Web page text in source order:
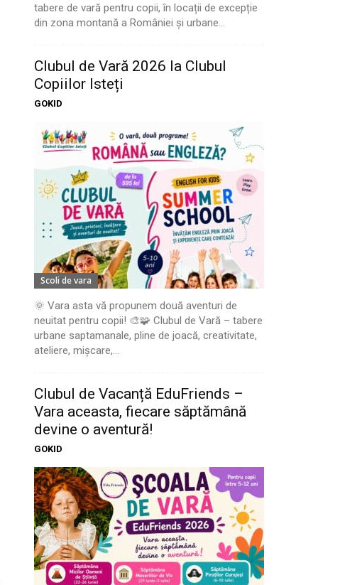
tabere de vară pentru copii, în locații de excepție
din zona montană a României și urbane...
Clubul de Vară 2026 la Clubul
Copiilor Isteți
GOKID
Scoli de vara
🌞 Vara asta vă propunem două aventuri de
neuitat pentru copii! 🎨🧩 Clubul de Vară – tabere
urbane saptamanale, pline de joacă, creativitate,
ateliere, mișcare,...
Clubul de Vacanță EduFriends –
Vara aceasta, fiecare săptămână
devine o aventură!
GOKID